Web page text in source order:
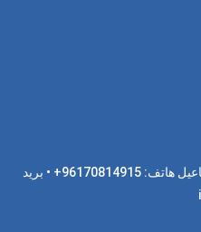
المشرف على الموقع : أ. د. عصام إسماعيل هاتف: 96170814915+ • بريد